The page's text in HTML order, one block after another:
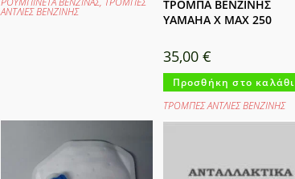
ΑΝΤΛΙΕΣ ΒΕΝΖΙΝΗΣ
ΤΡΟΜΠΑ ΒΕΝΖΙΝΗΣ
YAMAHA X MAX 250
35,00 €
Προσθήκη στο καλάθι
ΤΡΟΜΠΕΣ ΑΝΤΛΙΕΣ ΒΕΝΖΙΝΗΣ